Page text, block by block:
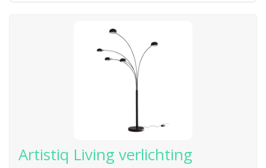
Artistiq Living verlichting